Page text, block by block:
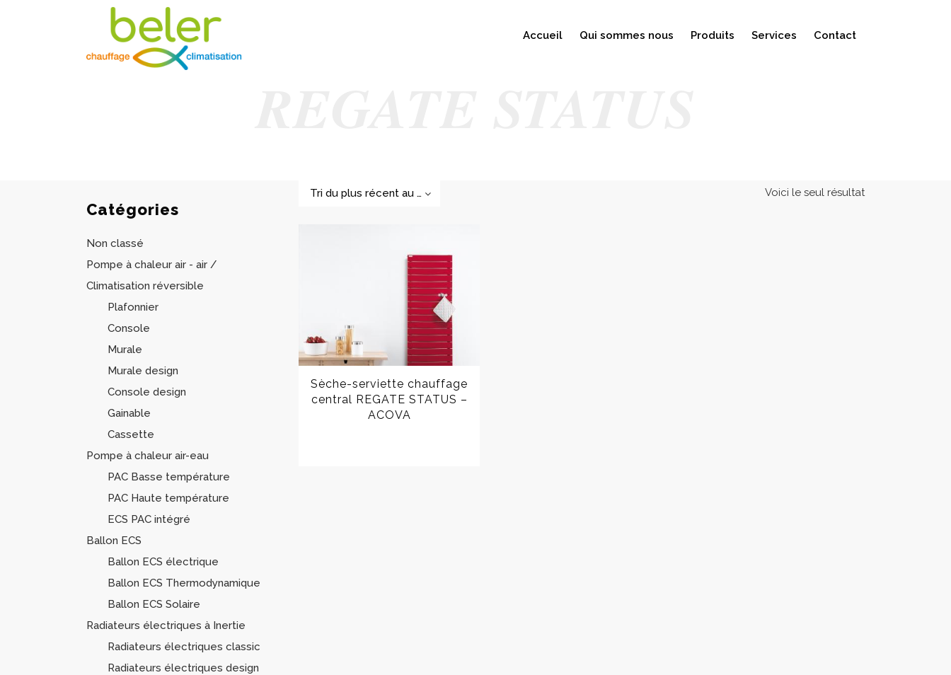
Accueil Qui sommes nous Produits Services Contact
Catégories
Non classé
Pompe à chaleur air - air /
Climatisation réversible
Plafonnier
Console
Murale
Murale design
Console design
Gainable
Cassette
Pompe à chaleur air-eau
PAC Basse température
PAC Haute température
ECS PAC intégré
Ballon ECS
Ballon ECS électrique
Ballon ECS Thermodynamique
Ballon ECS Solaire
Radiateurs électriques à Inertie
Radiateurs électriques classic
Radiateurs électriques design
Voici le seul résultat
Tri du plus récent au plus ancien
Sèche-serviette chauffage
central REGATE STATUS –
ACOVA